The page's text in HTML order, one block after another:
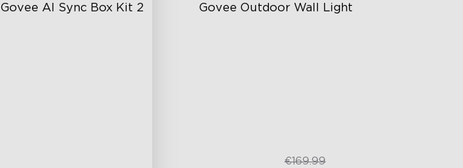
Govee AI Sync Box Kit 2 Govee Outdoor Wall Light
€109.98€169.99